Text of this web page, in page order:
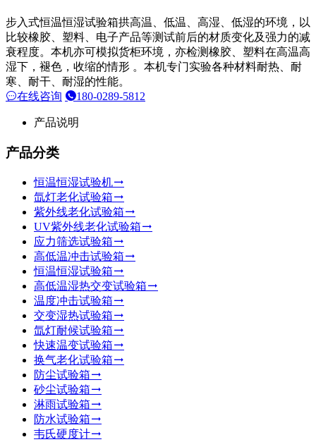
步入式恒温恒湿试验箱拱高温、低温、高湿、低湿的环境，以
比较橡胶、塑料、电子产品等测试前后的材质变化及强力的减
衰程度。本机亦可模拟货柜环境，亦检测橡胶、塑料在高温高
湿下，褪色，收缩的情形 。本机专门实验各种材料耐热、耐
寒、耐干、耐湿的性能。
在线咨询
180-0289-5812
产品说明
产品分类
恒温恒湿试验机
氙灯老化试验箱
紫外线老化试验箱
UV紫外线老化试验箱
应力筛选试验箱
高低温冲击试验箱
恒温恒湿试验箱
高低温湿热交变试验箱
温度冲击试验箱
交变湿热试验箱
氙灯耐候试验箱
快速温变试验箱
换气老化试验箱
防尘试验箱
砂尘试验箱
淋雨试验箱
防水试验箱
韦氏硬度计